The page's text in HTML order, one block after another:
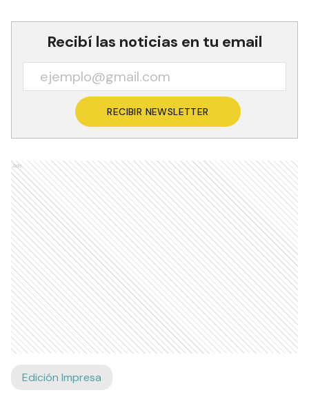
Recibí las noticias en tu email
RECIBIR NEWSLETTER
Ads
Edición Impresa